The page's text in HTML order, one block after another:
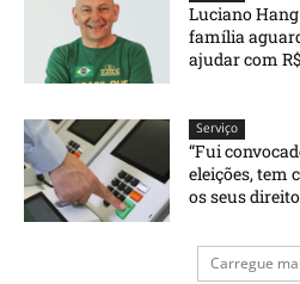
Luciano
família
ajudar com
Serviço
“Fui
eleições, tem
os seus
Carregue